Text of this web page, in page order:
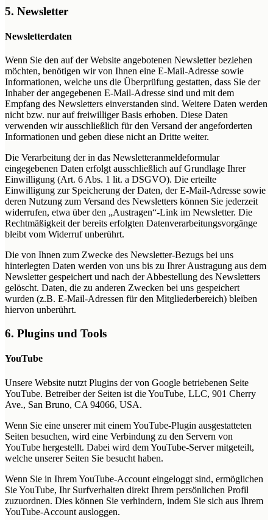
5. Newsletter
Newsletterdaten
Wenn Sie den auf der Website angebotenen Newsletter beziehen
möchten, benötigen wir von Ihnen eine E-Mail-Adresse sowie
Informationen, welche uns die Überprüfung gestatten, dass Sie der
Inhaber der angegebenen E-Mail-Adresse sind und mit dem
Empfang des Newsletters einverstanden sind. Weitere Daten werden
nicht bzw. nur auf freiwilliger Basis erhoben. Diese Daten
verwenden wir ausschließlich für den Versand der angeforderten
Informationen und geben diese nicht an Dritte weiter.
Die Verarbeitung der in das Newsletteranmeldeformular
eingegebenen Daten erfolgt ausschließlich auf Grundlage Ihrer
Einwilligung (Art. 6 Abs. 1 lit. a DSGVO). Die erteilte
Einwilligung zur Speicherung der Daten, der E-Mail-Adresse sowie
deren Nutzung zum Versand des Newsletters können Sie jederzeit
widerrufen, etwa über den „Austragen“-Link im Newsletter. Die
Rechtmäßigkeit der bereits erfolgten Datenverarbeitungsvorgänge
bleibt vom Widerruf unberührt.
Die von Ihnen zum Zwecke des Newsletter-Bezugs bei uns
hinterlegten Daten werden von uns bis zu Ihrer Austragung aus dem
Newsletter gespeichert und nach der Abbestellung des Newsletters
gelöscht. Daten, die zu anderen Zwecken bei uns gespeichert
wurden (z.B. E-Mail-Adressen für den Mitgliederbereich) bleiben
hiervon unberührt.
6. Plugins und Tools
YouTube
Unsere Website nutzt Plugins der von Google betriebenen Seite
YouTube. Betreiber der Seiten ist die YouTube, LLC, 901 Cherry
Ave., San Bruno, CA 94066, USA.
Wenn Sie eine unserer mit einem YouTube-Plugin ausgestatteten
Seiten besuchen, wird eine Verbindung zu den Servern von
YouTube hergestellt. Dabei wird dem YouTube-Server mitgeteilt,
welche unserer Seiten Sie besucht haben.
Wenn Sie in Ihrem YouTube-Account eingeloggt sind, ermöglichen
Sie YouTube, Ihr Surfverhalten direkt Ihrem persönlichen Profil
zuzuordnen. Dies können Sie verhindern, indem Sie sich aus Ihrem
YouTube-Account ausloggen.